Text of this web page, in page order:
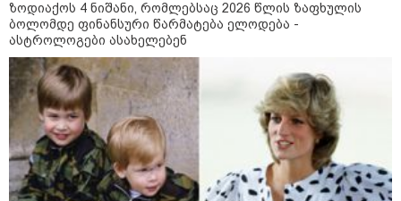
ირაკლი ფავლენიშვილი აგვისტოს
ომზე ხელისუფლების
წარმომადგენლების
განცხადებებზე - ეს არის
ეროვნული ინტერესების აშკარა
ღალატი - არავის შერჩება
რუსული სქემის ნაწილად ყოფნა
თბილისსა და რეგიონებში
უკანონო ცეცხლსასროლი
იარაღები და საბრძოლო მასალა
ამოიღეს - დაკავებულია ხუთი
პირი
ზოდიაქოს 4 ნიშანი, რომლებსაც 2026 წლის ზაფხულის
ბოლომდე ფინანსური წარმატება ელოდება -
ასტროლოგები ასახელებენ